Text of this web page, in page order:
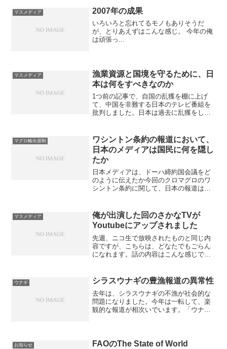
マスメディア 2007年の成果
いろいろと忘れてるモノもありそうだ
が、とりあえずはこんな感じ。 今年の俺
は頑張っ...
マスメディア
漁業資源と国境を守るために、日
本は何をすべきなのか
1つ前の記事で、自国の乱獲を棚に上げ
て、中国を非難する日本のテレビ番組を
批判しました。日本は過去に乱獲をして
どちらが正しいか」という話ではなく、
「どちらも正しくない」の...
マグロ輸出規制
ワシントン条約の報道において、
日本のメディアは国民に何を隠し
たか
日本メディアは、ドーハ締約国会議をど
のように伝えたか今回のクロマグロのワ
シントン条約に関して、日本の報道は、
庁がんばれ！！」という論調一色であっ
た。とくに、読売の社説は...
マスメディア
俺が出演した回のさかなTVが
Youtubeにアップされました
先週、ニコ生で放映されたものと同じ内
容ですが、こちらは、どなたでもごらん
になれます。話の内容はこんな感じで
ちんとした規制をすることで、漁業の生
産性は大幅に改善でき...
ウナギ シラスウナギの豊漁報道の異常性
去年は、シラスウナギの不漁が社会的な
問題になりました。今年は一転して、楽
観的な報道が相次いでいます。「ウナギ
先？」（中日新聞１／３１...
お知らせ
FAOのThe State of World